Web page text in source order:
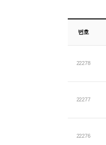
번호
22278
22277
22276